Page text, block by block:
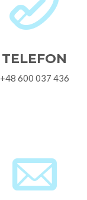
TELEFON
+48 600 037 436